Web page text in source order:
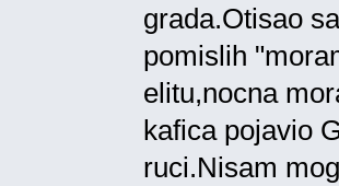
grada.Otisao
pomislih
elitu,nocna
kafica pojavio
ruci.Nisam